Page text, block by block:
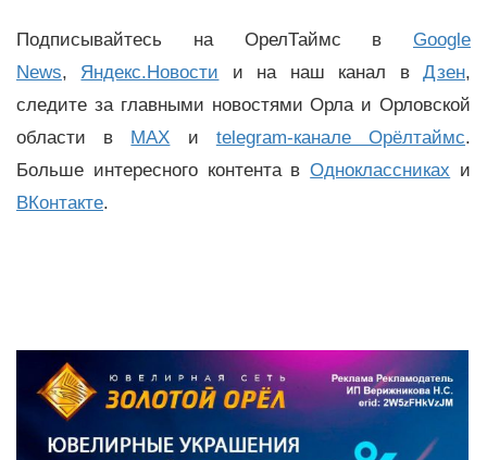
Подписывайтесь на ОрелТаймс в Google
News, Яндекс.Новости и на наш канал вДзен,
следите за главными новостями Орла и Орловской
области в MAX и telegram-канале Орёлтаймс.
Больше интересного контента вОдноклассниках и
ВКонтакте.